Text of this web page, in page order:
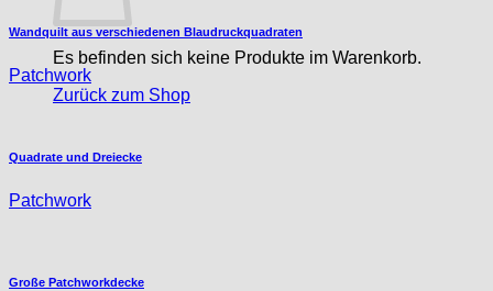
Es befinden sich keine Produkte im Warenkorb.
Zurück zum Shop
Wandquilt aus verschiedenen Blaudruckquadraten
Patchwork
Quadrate und Dreiecke
Patchwork
Große Patchworkdecke